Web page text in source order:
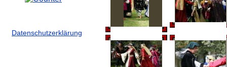
Datenschutzerklärung